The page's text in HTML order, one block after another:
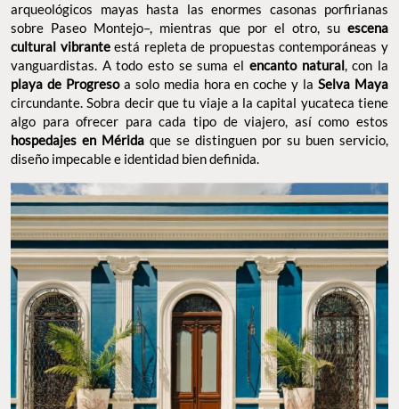
arqueológicos mayas hasta las enormes casonas porfirianas
sobre Paseo Montejo–, mientras que por el otro, su escena
cultural vibranteestá repleta de propuestas contemporáneas y
vanguardistas. A todo esto se suma el encanto natural, con la
playa de Progresoa solo media hora en coche y laSelva Maya
circundante. Sobra decir que tu viaje a la capital yucateca tiene
algo para ofrecer para cada tipo de viajero, así como estos
hospedajes en Mérida que se distinguen por su buen servicio,
diseño impecable e identidad bien definida.